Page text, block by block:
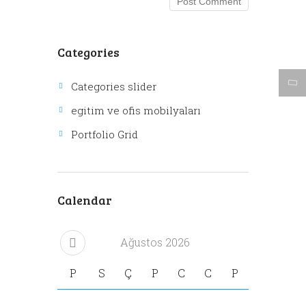
Categories
Categories slider
egitim ve ofis mobilyaları
Portfolio Grid
Calendar
Ağustos 2026
P S Ç P C C P